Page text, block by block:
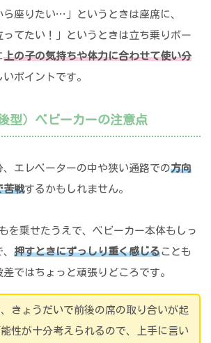
ら座りたい…」というときは座席に、
ってたい！」というときは立ち乗りボー
上の子の気持ちや体力に合わせて使い分
ポイントです。
型）ベビーカーの注意点
エレベーターの中や狭い通路での方向
苦戦するかもしれません。
を乗せたうえで、ベビーカー本体もしっ
押すときにずっしり重く感じることも
ではちょっと頑張りどころです。
きょうだいで前後の席の取り合いが起
性が十分考えられるので、上手に言い